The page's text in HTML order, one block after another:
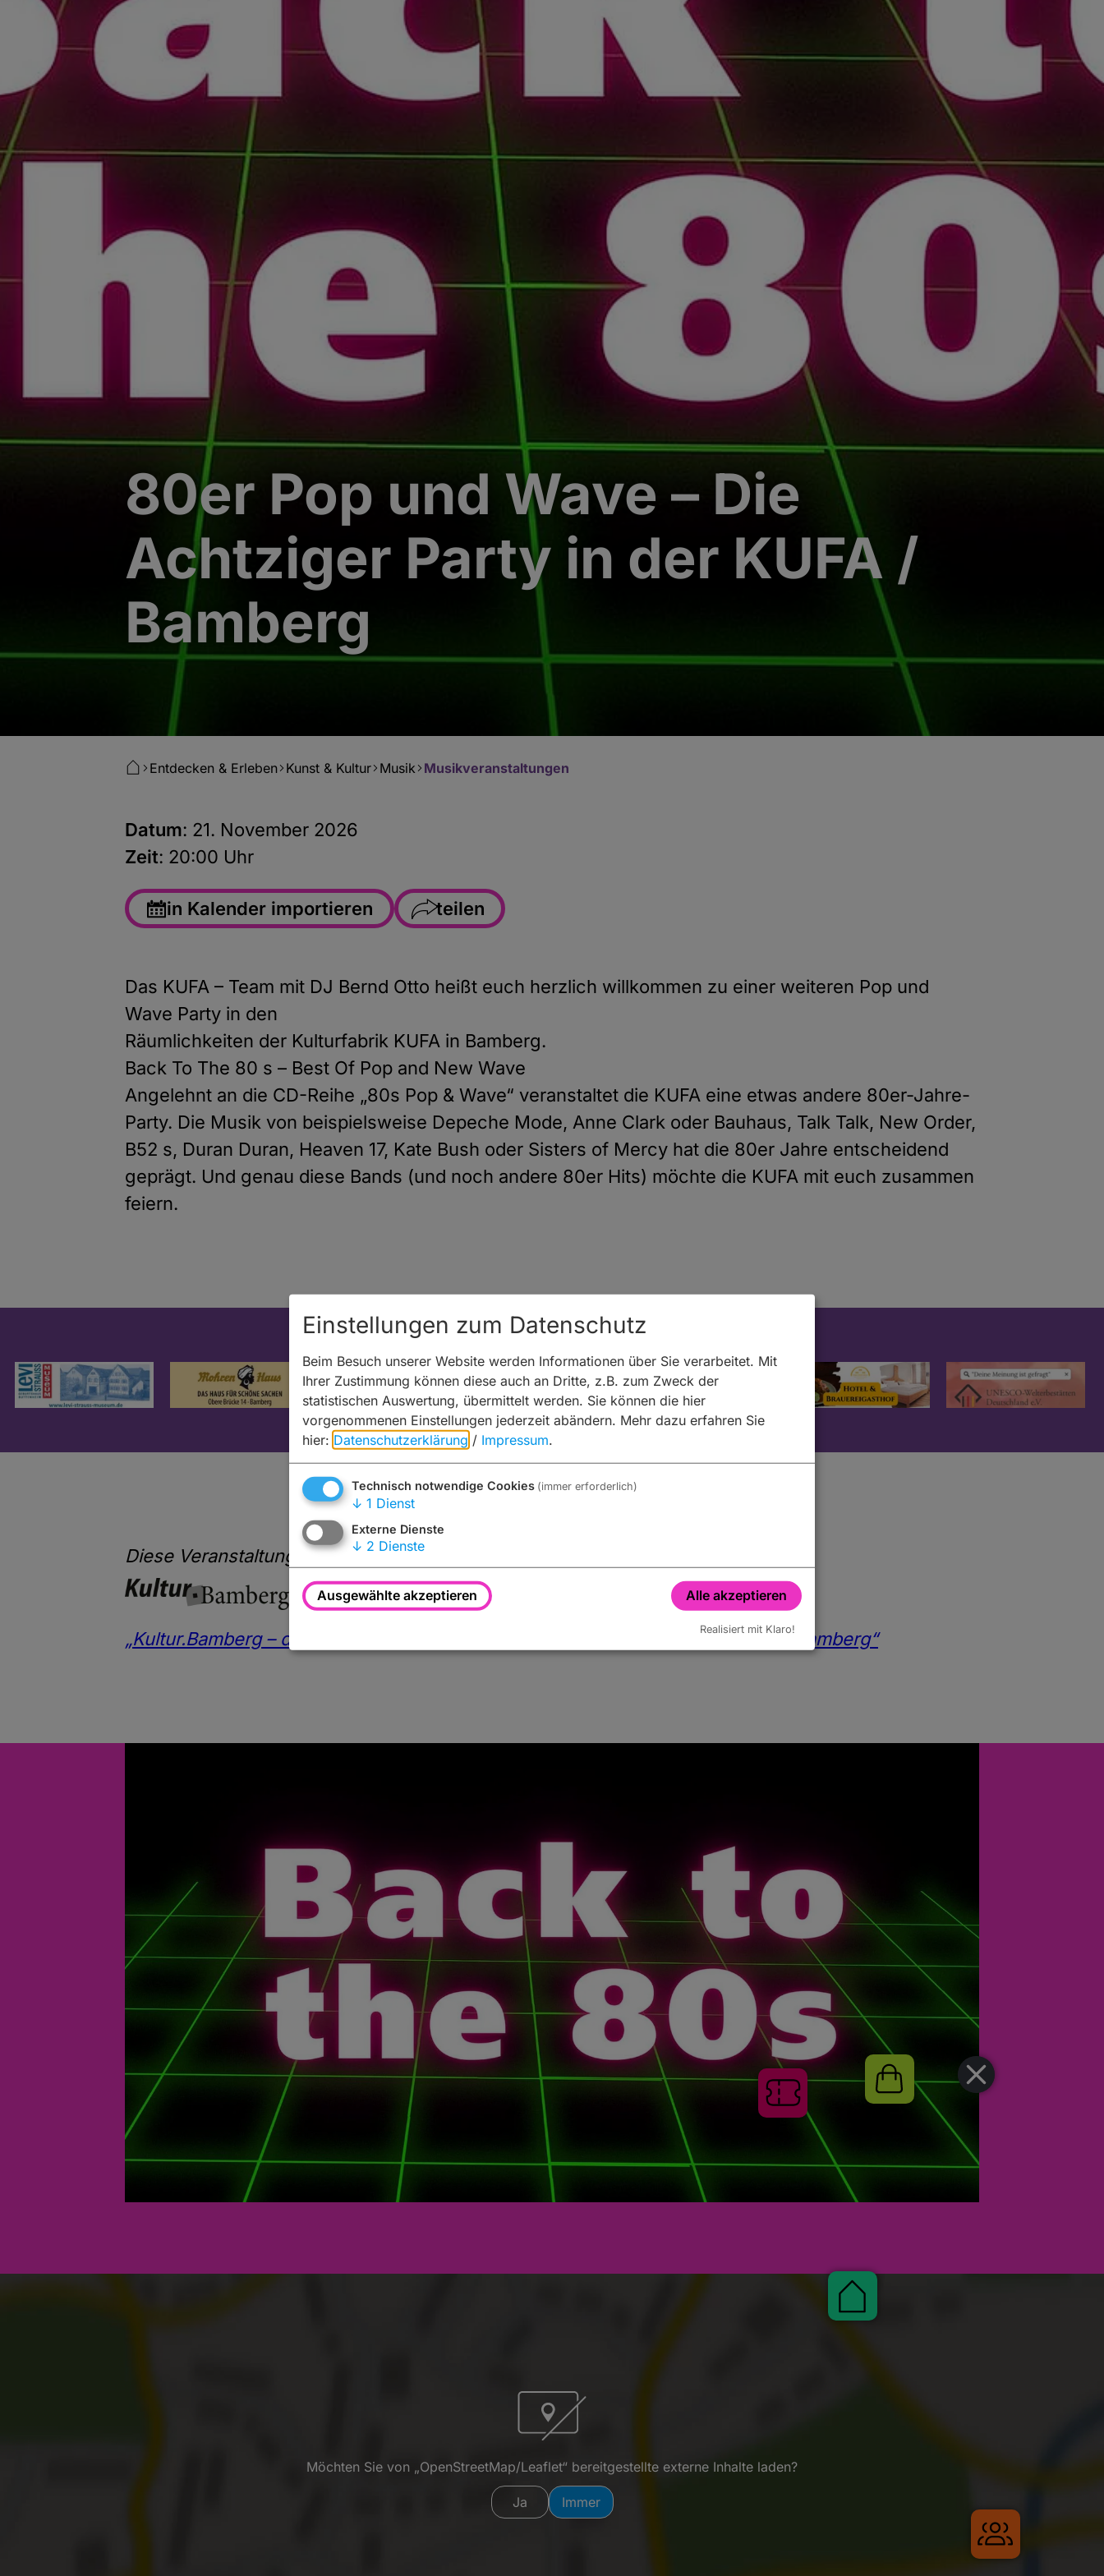
80er Pop und Wave – Die
Achtziger Party in der KUFA /
Bamberg
Musikveranstaltungen
Musik
Kunst & Kultur
Entdecken & Erleben
Datum: 21. November 2026
Zeit: 20:00 Uhr
in Kalender importieren teilen
WhatsApp
E-Mail
Das KUFA – Team mit DJ Bernd Otto heißt euch herzlich willkommen zu einer weiteren Pop und
Wave Party in den
Räumlichkeiten der Kulturfabrik KUFA in Bamberg.
Back To The 80 s – Best Of Pop and New Wave
Angelehnt an die CD-Reihe „80s Pop & Wave“ veranstaltet die KUFA eine etwas andere 80er-Jahre-
Party. Die Musik von beispielsweise Depeche Mode, Anne Clark oder Bauhaus, Talk Talk, New Order,
B52 s, Duran Duran, Heaven 17, Kate Bush oder Sisters of Mercy hat die 80er Jahre entscheidend
geprägt. Und genau diese Bands (und noch andere 80er Hits) möchte die KUFA mit euch zusammen
feiern.
Anzeigen
Diese Veranstaltung wird Ihnen präsentiert von:
„Kultur.Bamberg – der offizielle Veranstaltungskalender für Stadt und Landkreis Bamberg“
Möchten Sie von „OpenStreetMap/Leaflet“ bereitgestellte externe Inhalte laden?
Ja Immer
Einstellungen zum Datenschutz
Beim Besuch unserer Website werden Informationen über Sie verarbeitet. Mit
Ihrer Zustimmung können diese auch an Dritte, z.B. zum Zweck der
statistischen Auswertung, übermittelt werden. Sie können die hier
vorgenommenen Einstellungen jederzeit abändern. Mehr dazu erfahren Sie
hier: Datenschutzerklärung / Impressum.
Technisch notwendige Cookies (immer erforderlich)
↓ 1 Dienst
Externe Dienste
↓ 2 Dienste
Ausgewählte akzeptieren Alle akzeptieren
Realisiert mit Klaro!